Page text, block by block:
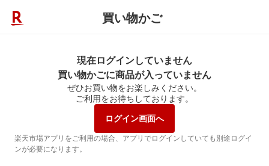
買い物かご
現在ログインしていません
買い物かごに商品が入っていません
ぜひお買い物をお楽しみください。
ご利用をお待ちしております。
ログイン画面へ
楽天市場アプリをご利用の場合、アプリでログインしていても別途ログイ
ンが必要になります。